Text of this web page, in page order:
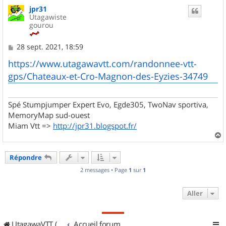
jpr31
Utagawiste
gourou
M
s
s
a
g
28 sept. 2021, 18:59
https://www.utagawavtt.com/randonnee-vtt-
gps/Chateaux-et-Cro-Magnon-des-Eyzies-34749
Spé Stumpjumper Expert Evo, Egde305, TwoNav sportiva,
MemoryMap sud-ouest
Miam Vtt => http://jpr31.blogspot.fr/
a
Répondre
2 messages • Page 1 sur 1
Aller
UtagawaVTT (Randos VTT et VTTAE avec traces GPS) Accueil forum